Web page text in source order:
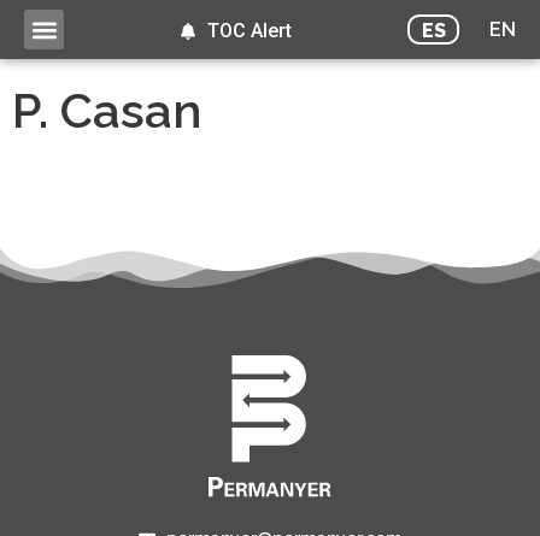
ES EN
TOC Alert
P. Casan